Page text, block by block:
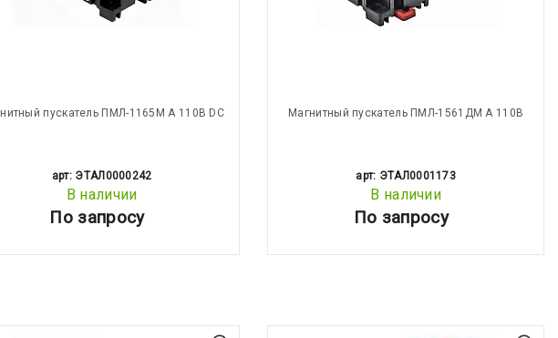
пускатель ПМЛ-1165М А 110В DC
арт: ЭТАЛ0000242
В наличии
По запросу
Магнитный пускатель ПМЛ-1561ДМ А 110В
арт: ЭТАЛ0001173
В наличии
По запросу